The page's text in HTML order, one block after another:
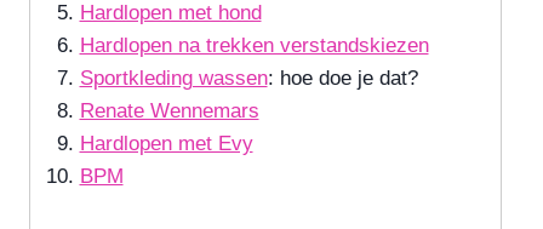
Hardlopen met hond
Hardlopen na trekken verstandskiezen
Sportkleding wassen: hoe doe je dat?
Renate Wennemars
Hardlopen met Evy
BPM